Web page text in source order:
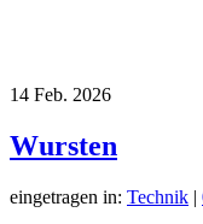
14 Feb. 2026
Wursten
eingetragen in: Technik |